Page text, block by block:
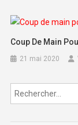
Coup De Main
21 mai 2020